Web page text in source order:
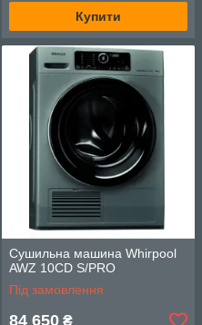
Купити
Сушильна машина Whirpool
AWZ 10CD S/PRO
Під замовлення
84 650 ₴